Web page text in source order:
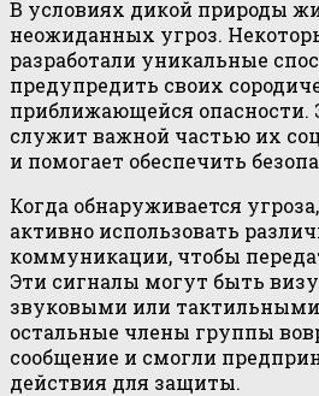
В условиях дикой природы
неожиданных угроз.
разработали уникальные
предупредить своих
приближающейся опасности.
служит важной частью их
и помогает обеспечить
Когда обнаруживается
активно использовать
коммуникации, чтобы
Эти сигналы могут быть
звуковыми или
остальные члены группы
сообщение и смогли
действия для защиты.